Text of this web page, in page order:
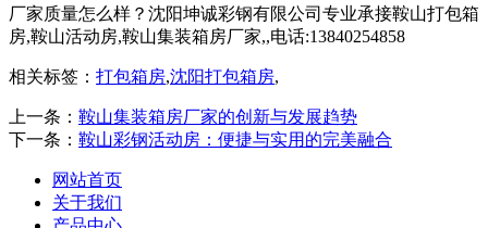
厂家质量怎么样？沈阳坤诚彩钢有限公司专业承接鞍山打包箱
房,鞍山活动房,鞍山集装箱房厂家,,电话:13840254858
相关标签： 打包箱房,沈阳打包箱房,
上一条： 鞍山集装箱房厂家的创新与发展趋势
下一条： 鞍山彩钢活动房：便捷与实用的完美融合
网站首页
关于我们